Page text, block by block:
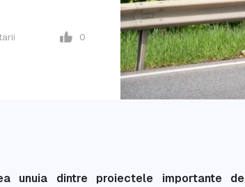
0
unuia dintre proiectele importante de